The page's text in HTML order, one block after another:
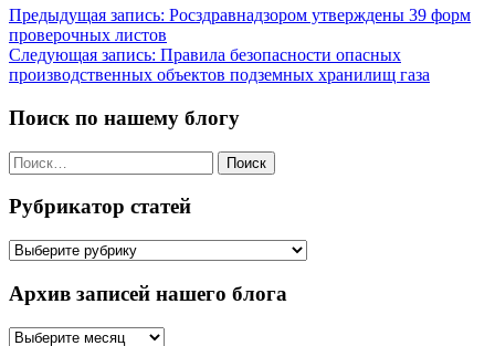
Навигация
по
записям
Предыдущая запись: Росздравнадзором утверждены 39 форм
проверочных листов
Следующая запись: Правила безопасности опасных
производственных объектов подземных хранилищ газа
Поиск по нашему блогу
Найти:
Рубрикатор статей
Рубрикатор
Архив записей нашего блога
Архив